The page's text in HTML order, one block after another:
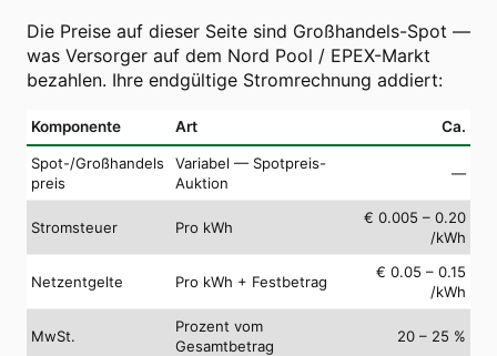
Die Preise auf dieser Seite sind Großhandels-Spot —
was Versorger auf dem Nord Pool / EPEX-Markt
bezahlen. Ihre endgültige Stromrechnung addiert:
Komponente Art Ca.
Spot-/Großhandels
preis
Variabel — Spotpreis-
Auktion
—
Stromsteuer Pro kWh
€ 0.005 – 0.20
/kWh
Netzentgelte Pro kWh + Festbetrag
€ 0.05 – 0.15
/kWh
MwSt.
Prozent vom
Gesamtbetrag
20 – 25 %